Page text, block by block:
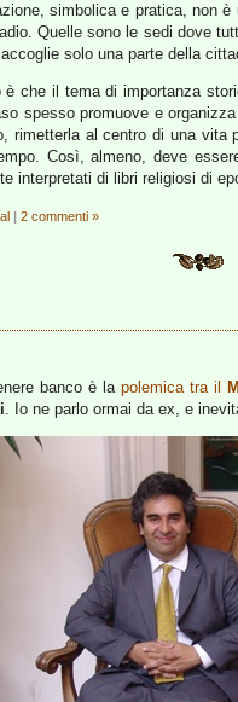
simbolica e pratica,
Quelle sono le sedi dove
solo una parte della
che il tema di importanza
spesso promuove e
rimetterla al centro di una
Così, almeno, deve
interpretati di libri religiosi di
| 2 commenti »
banco è la polemica tra il
. Io ne parlo ormai da ex, e